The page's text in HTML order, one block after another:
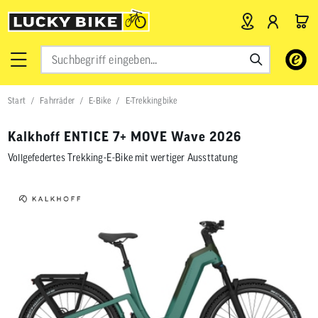
Verwende
Pfeile
nach
zu
gelangen.
Start Fahrräder E-Bike E-Trekkingbike
Kalkhoff ENTICE 7+ MOVE Wave 2026
Vollgefedertes Trekking-E-Bike mit wertiger Aussttatung